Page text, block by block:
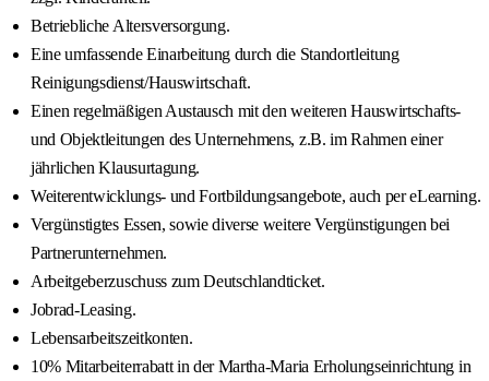
Betriebliche Altersversorgung.
Eine umfassende Einarbeitung durch die Standortleitung
Reinigungsdienst/Hauswirtschaft.
Einen regelmäßigen Austausch mit den weiteren Hauswirtschafts-
und Objektleitungen des Unternehmens, z.B. im Rahmen einer
jährlichen Klausurtagung.
Weiterentwicklungs- und Fortbildungsangebote, auch per eLearning.
Vergünstigtes Essen, sowie diverse weitere Vergünstigungen bei
Partnerunternehmen.
Arbeitgeberzuschuss zum Deutschlandticket.
Jobrad-Leasing.
Lebensarbeitszeitkonten.
10% Mitarbeiterrabatt in der Martha-Maria Erholungseinrichtung in